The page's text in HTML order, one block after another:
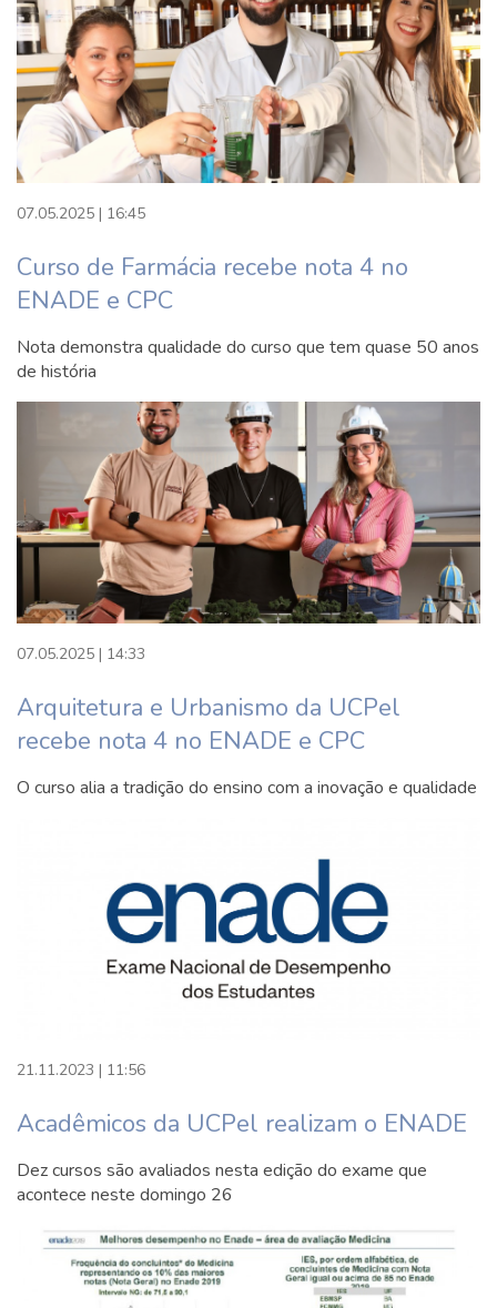
Diretrizes de prova - Engenharia
Elétrica
Diretrizes de prova - Tecnologia em
Análise e Desenvolvimento de
Sistemas
Diretrizes de prova - Tecnologia em
Gestão da Tecnologia da Informação
Diretrizes de prova - Tecnologia em
Redes de Computadores
*Mais informações serão atualizadas no
futuro.
*Mais informações serão atualizadas no
futuro.
07.05.2025 | 16:45
Curso de Farmácia recebe nota 4 no
ENADE e CPC
Nota demonstra qualidade do curso que tem quase 50 anos
de história
07.05.2025 | 14:33
Arquitetura e Urbanismo da UCPel
recebe nota 4 no ENADE e CPC
O curso alia a tradição do ensino com a inovação e qualidade
21.11.2023 | 11:56
Acadêmicos da UCPel realizam o ENADE
Dez cursos são avaliados nesta edição do exame que
acontece neste domingo 26